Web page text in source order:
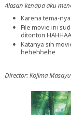
Alasan kenapa aku
Karena tema-
File movie ini
ditonton
Katanya sih
hehehhehe
Director: Kojima